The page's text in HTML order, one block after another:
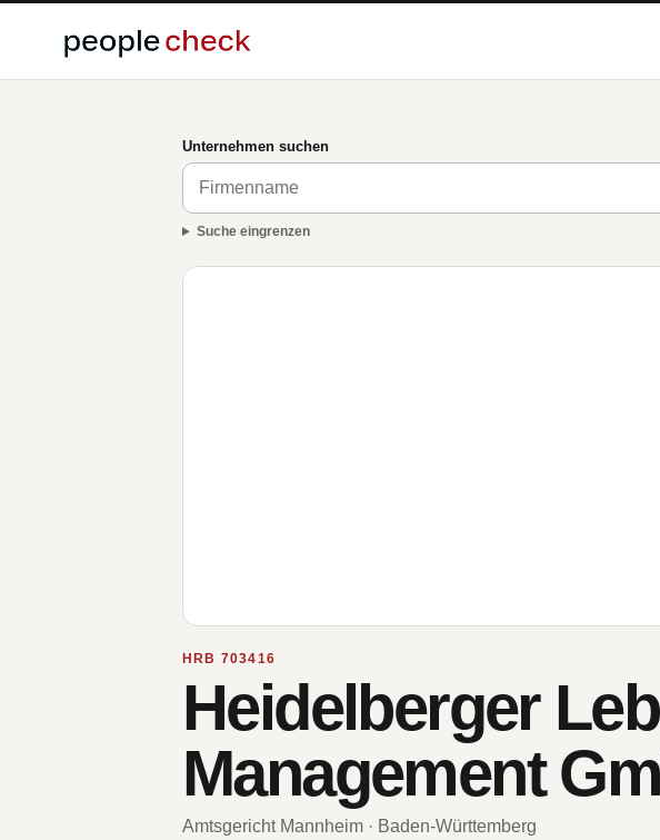
Unternehmen suchen
Suche eingrenzen
HRB 703416
Heidelberger
Management
Amtsgericht Mannheim · Baden-Württemberg